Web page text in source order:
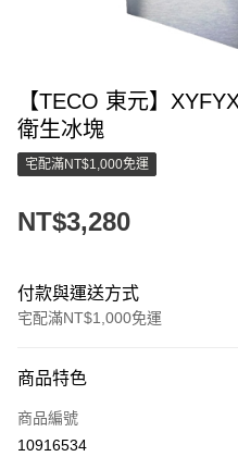
【TECO 東元】
衛生冰塊
宅配滿NT$1,000免運
NT$3,280
付款與運送方式
宅配滿NT$1,000免運
信用卡一次付款
LINE Pay
商品特色
商品編號
10916534